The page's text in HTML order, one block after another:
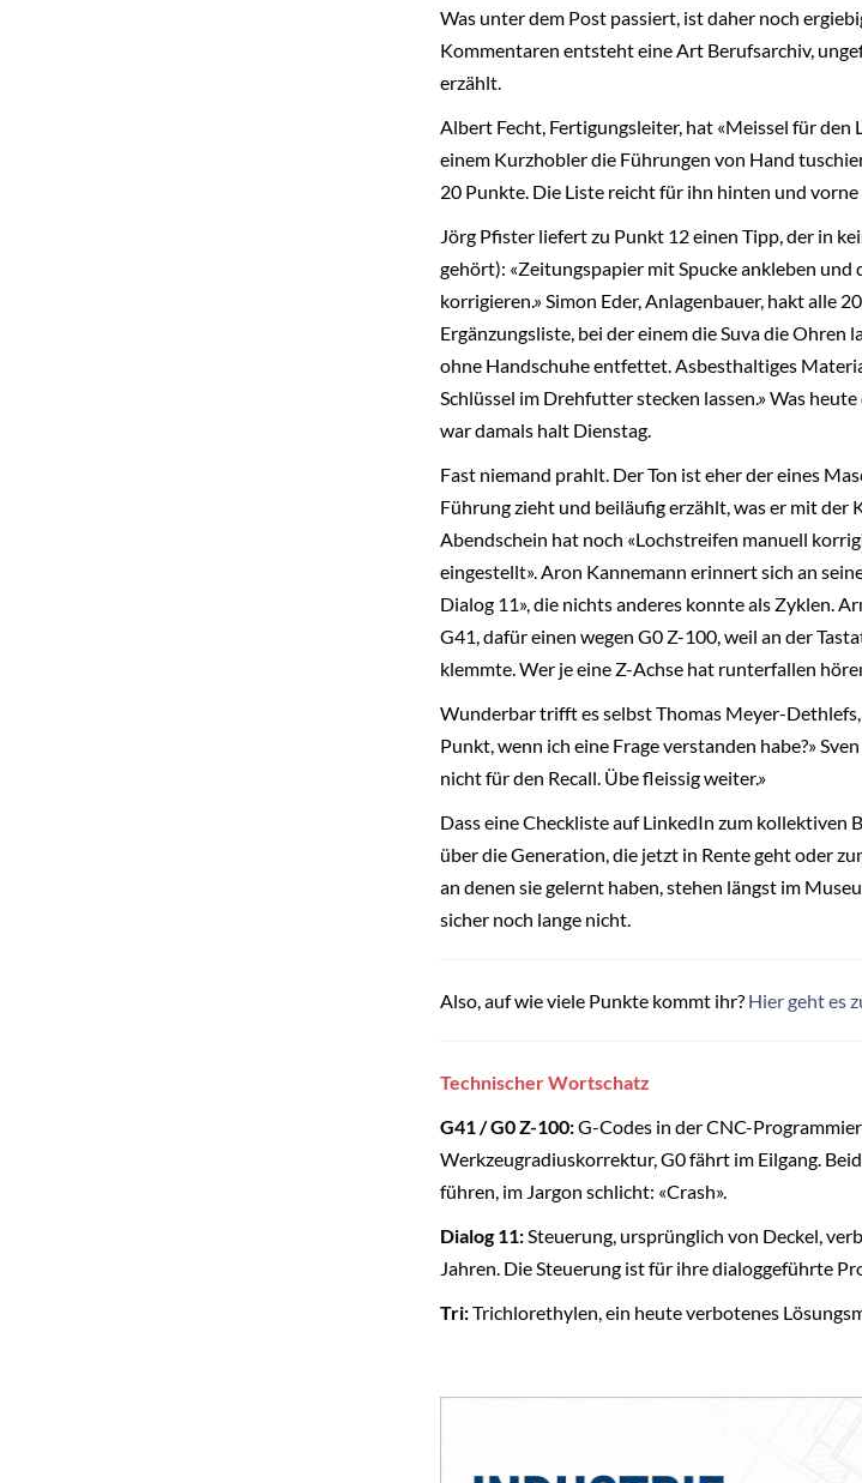
Was unter dem Post passiert, ist daher noch
Kommentaren entsteht eine Art Berufsarchiv,
erzählt.
Albert Fecht, Fertigungsleiter, hat «Meissel für den
einem Kurzhobler die Führungen von Hand
20 Punkte. Die Liste reicht für ihn hinten und
Jörg Pfister liefert zu Punkt 12 einen Tipp, der in
gehört): «Zeitungspapier mit Spucke ankleben und
korrigieren.» Simon Eder, Anlagenbauer, hakt alle
Ergänzungsliste, bei der einem die Suva die Ohren
ohne Handschuhe entfettet. Asbesthaltiges
Schlüssel im Drehfutter stecken lassen.» Was
war damals halt Dienstag.
Fast niemand prahlt. Der Ton ist eher der eines
Führung zieht und beiläufig erzählt, was er mit der
Abendschein hat noch «Lochstreifen manuell
eingestellt». Aron Kannemann erinnert sich an
Dialog 11», die nichts anderes konnte als Zyklen.
G41, dafür einen wegen G0 Z-100, weil an der
klemmte. Wer je eine Z-Achse hat runterfallen
Wunderbar trifft es selbst Thomas Meyer-
Punkt, wenn ich eine Frage verstanden habe?»
nicht für den Recall. Übe fleissig weiter.»
Dass eine Checkliste auf LinkedIn zum kollektiven
über die Generation, die jetzt in Rente geht oder
an denen sie gelernt haben, stehen längst im
sicher noch lange nicht.
Also, auf wie viele Punkte kommt ihr? Hier geht es
Technischer Wortschatz
G41 / G0 Z-100:G-Codes in der CNC-
Werkzeugradiuskorrektur, G0 fährt im Eilgang.
führen, im Jargon schlicht: «Crash».
Dialog 11:Steuerung, ursprünglich von Deckel,
Jahren. Die Steuerung ist für ihre dialoggeführte
Tri:Trichlorethylen, ein heute verbotenes